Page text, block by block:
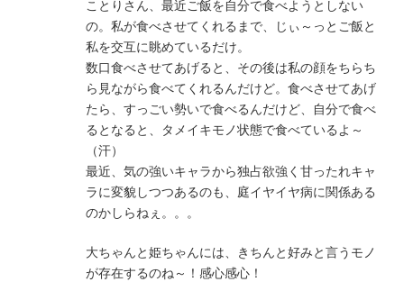
ことりさん、最近ご飯を自分で食べようとしない
の。私が食べさせてくれるまで、じぃ～っとご飯と
私を交互に眺めているだけ。
数口食べさせてあげると、その後は私の顔をちらち
ら見ながら食べてくれるんだけど。食べさせてあげ
たら、すっごい勢いで食べるんだけど、自分で食べ
るとなると、タメイキモノ状態で食べているよ～
（汗）
最近、気の強いキャラから独占欲強く甘ったれキャ
ラに変貌しつつあるのも、庭イヤイヤ病に関係ある
のかしらねぇ。。。
大ちゃんと姫ちゃんには、きちんと好みと言うモノ
が存在するのね～！感心感心！